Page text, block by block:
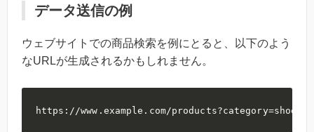
データ送信の例
ウェブサイトでの商品検索を例にとると、以下のよう
なURLが生成されるかもしれません。
https://www.example.com/